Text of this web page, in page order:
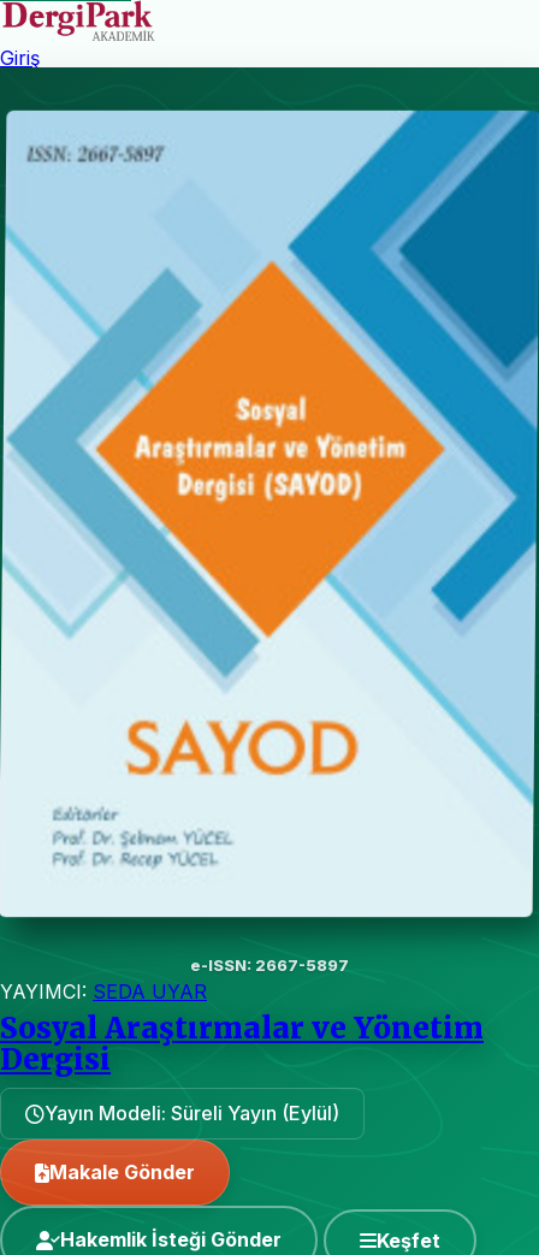
Giriş
e-ISSN: 2667-5897
YAYIMCI: SEDA UYAR
Sosyal Araştırmalar ve Yönetim
Dergisi
Yayın Modeli: Süreli Yayın (Eylül)
Makale Gönder
Hakemlik İsteği Gönder Keşfet